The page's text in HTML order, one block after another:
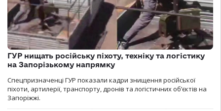
ГУР нищать російську піхоту, техніку та логістику
на Запорізькому напрямку
Спецпризначенці ГУР показали кадри знищення російської
піхоти, артилерії, транспорту, дронів та логістичних об’єктів на
Запоріжжі.